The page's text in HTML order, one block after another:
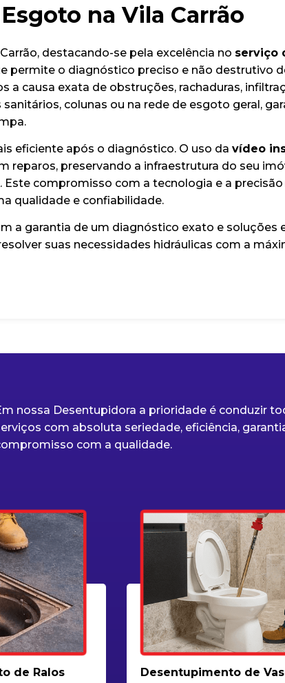
na Vila Carrão
destacando-se pela excelência no serviço
permite o diagnóstico preciso e não destrutivo
a causa exata de obstruções, rachaduras,
colunas ou na rede de esgoto geral,
eficiente após o diagnóstico. O uso da vídeo
reparos, preservando a infraestrutura do seu
compromisso com a tecnologia e a
qualidade e confiabilidade.
a garantia de um diagnóstico exato e soluções
suas necessidades hidráulicas com a
nossa Desentupidora a prioridade é conduzir
com absoluta seriedade, eficiência,
com a qualidade.
de Ralos Desentupimento de